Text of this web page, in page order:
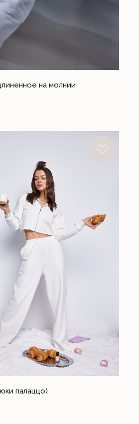
на молнии
палаццо)